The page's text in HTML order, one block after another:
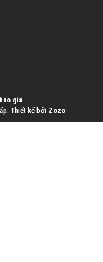
giá
Thiết kế bởi Zozo